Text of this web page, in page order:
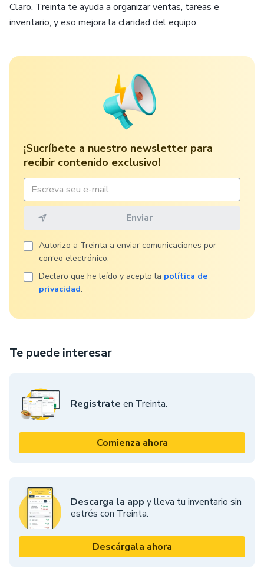
Te puede interesar
Registrate en Treinta.
Comienza ahora
Descarga la app y lleva tu inventario sin
estrés con Treinta.
Descárgala ahora
Claro. Treinta te ayuda a organizar ventas, tareas e
inventario, y eso mejora la claridad del equipo.
¡Sucríbete a nuestro newsletter para
recibir contenido exclusivo!
Autorizo ​​a Treinta a enviar comunicaciones por
correo electrónico.
Declaro que he leído y acepto la política de
privacidad.